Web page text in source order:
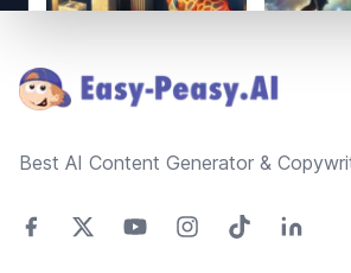
Best AI Content Generator &